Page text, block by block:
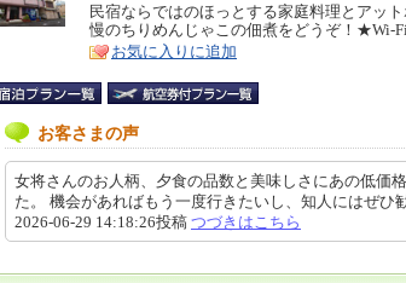
リ
ア
特
徴
民宿ならではのほっとする家庭料理とアッ
慢のちりめんじゃこの佃煮をどうぞ！★Wi-
お気に入りに追加
お客さまの声
女将さんのお人柄、夕食の品数と美味しさにあの低価
た。 機会があればもう一度行きたいし、知人にはぜ
2026-06-29 14:18:26投稿 つづきはこちら